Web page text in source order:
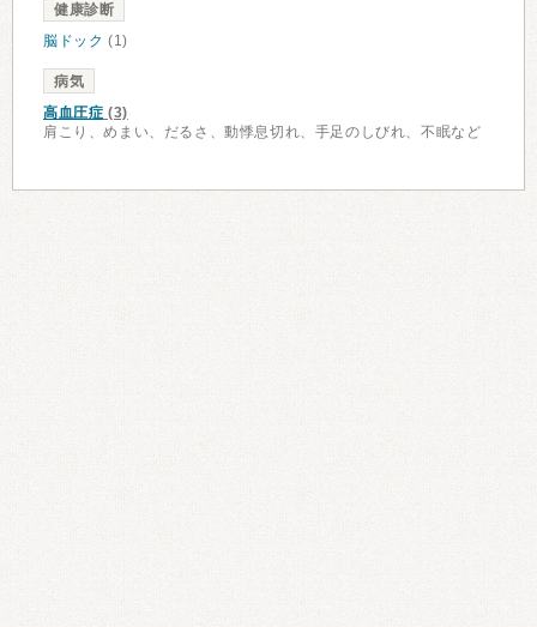
健康診断
脳ドック (1)
病気
高血圧症 (3)
肩こり、めまい、だるさ、動悸息切れ、手足のしびれ、不眠など